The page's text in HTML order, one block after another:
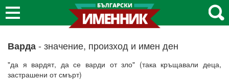
Варда- значение, произход и имен ден
"да я вардят, да се варди от зло" (така кръщавали деца,
застрашени от смърт)